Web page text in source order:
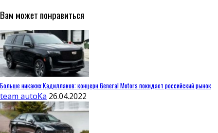
Вам может понравиться
Больше никаких Кадиллаков: концерн General Motors покидает российский рынок
team autoKa 26.04.2022